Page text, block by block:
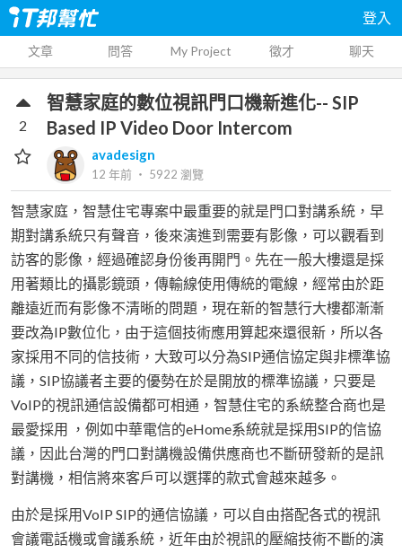
登入
文章 問答 My Project 徵才 聊天
智慧家庭的數位視訊門口機新進化-- SIP
Based IP Video Door Intercom
avadesign
12 年前 ‧ 5922 瀏覽
2
智慧家庭，智慧住宅專案中最重要的就是門口對講系統，早
期對講系統只有聲音，後來演進到需要有影像，可以觀看到
訪客的影像，經過確認身份後再開門。先在一般大樓還是採
用著類比的攝影鏡頭，傳輸線使用傳統的電線，經常由於距
離遠近而有影像不清晰的問題，現在新的智慧行大樓都漸漸
要改為IP數位化，由于這個技術應用算起來還很新，所以各
家採用不同的信技術，大致可以分為SIP通信協定與非標準協
議，SIP協議者主要的優勢在於是開放的標準協議，只要是
VoIP的視訊通信設備都可相通，智慧住宅的系統整合商也是
最愛採用 ，例如中華電信的eHome系統就是採用SIP的信協
議，因此台灣的門口對講機設備供應商也不斷研發新的是訊
對講機，相信將來客戶可以選擇的款式會越來越多。
由於是採用VoIP SIP的通信協議，可以自由搭配各式的視訊
會議電話機或會議系統，近年由於視訊的壓縮技術不斷的演